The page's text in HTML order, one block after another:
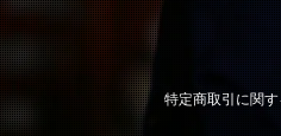
特定商取引に関